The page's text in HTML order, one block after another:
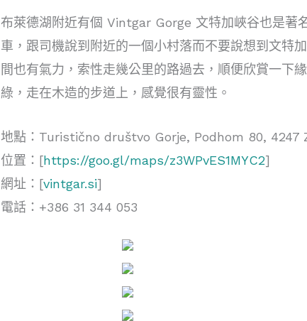
布萊德湖附近有個 Vintgar Gorge 文特加峽谷也是著
車，跟司機說到附近的一個小村落而不要說想到文特
間也有氣力，索性走幾公里的路過去，順便欣賞一
綠，走在木造的步道上，感覺很有靈性。
地點：Turistično društvo Gorje, Podhom 80, 4247
位置：[https://goo.gl/maps/z3WPvES1MYC2]
網址：[vintgar.si]
電話：+386 31 344 053